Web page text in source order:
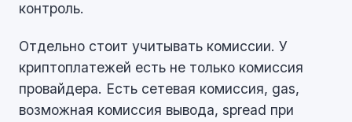
контроль.
Отдельно стоит учитывать комиссии. У
криптоплатежей есть не только комиссия
провайдера. Есть сетевая комиссия, gas,
возможная комиссия вывода, spread при